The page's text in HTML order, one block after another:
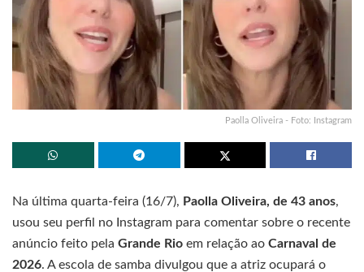
Paolla Oliveira - Foto: Instagram
Na última quarta-feira (16/7), Paolla Oliveira, de 43 anos,
usou seu perfil no Instagram para comentar sobre o recente
anúncio feito pela Grande Rio em relação ao Carnaval de
2026. A escola de samba divulgou que a atriz ocupará o